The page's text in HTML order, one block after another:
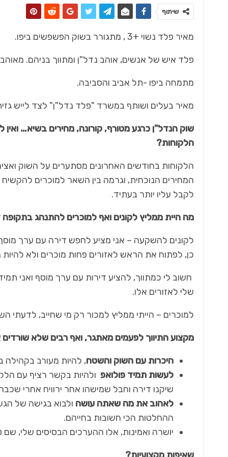
שיתוף
מאיר פלד נשוי +3 , מתגורר בשוק הפשפשים ביפו.
פלד איש של אנשים, אוהב נדל"ן ומתווך בניהם.
מתמחה ביפו -תל אביב והסביבה.
מאיר בעלים ושותף במשרד "פלד נדל"ן" לצד לייש
שוק הנדל"ן כרגע מטורף, קורונה, מחירים בשיא…
הלקוחות?
הלקוחות בחודשים האחרונים מסתערים על השוק
המחירים הנוכחית, וגרמה בין השאר למוכרים
לקבל עליו יותר בעתיד.
מה היית ממליץ לקונים ואף למוכרים להתנהג בתקופה
לקונים להשקעה – אני מציע לחפש דירה עם ערך
כן, לפתוח את הראש לאזורים פחות מוכרים ולא להיות
חשוב לי כמתווך, להציע דירות עם ערך מוסף ואני
שלי לאזורים אלו.
למוכרים – הייתי ממליץ למכור רק מי שחייב, לדעתי
מקצוע התיווך לפעמים מאתגר, ואף רבים שלא
היכרות עם השוק והשטח, להיות מעורב בקהילה
לעשות תמיד פולואפ ולהיות בקשר רציף עם
שיקנו דירה וחבל שמישהו אחר ירוויח אחרי
לאהוב את מה שאתה עושה ולבוא בגישה של
ההחלטות הכי חשובות בחייהם.
יושרה ואמינות, אלו ההערכים הבסיסים שלי, שם